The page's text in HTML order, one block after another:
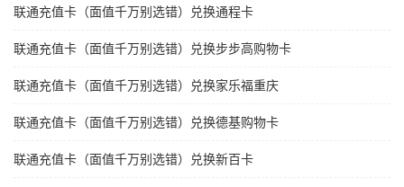
联通充值卡（面值千万别选错）兑换通程卡
联通充值卡（面值千万别选错）兑换步步高购物卡
联通充值卡（面值千万别选错）兑换家乐福重庆
联通充值卡（面值千万别选错）兑换德基购物卡
联通充值卡（面值千万别选错）兑换新百卡